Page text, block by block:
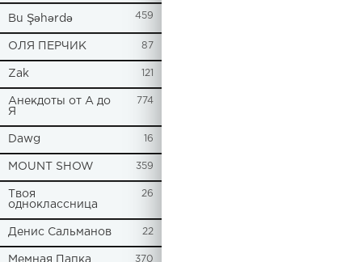
Bu Şəhərdə 459
ОЛЯ ПЕРЧИК 87
Zak 121
Анекдоты от А до
Я
774
Dawg 16
MOUNT SHOW 359
Твоя
одноклассница
26
Денис Сальманов 22
Мемная Папка 370